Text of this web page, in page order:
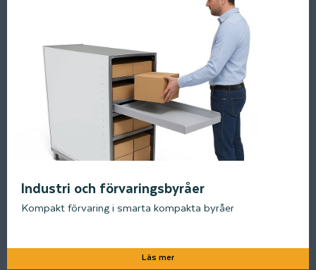
Industri och förvaringsbyråer
Kompakt förvaring i smarta kompakta byråer
Läs mer